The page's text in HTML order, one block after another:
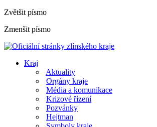
Zvětšit písmo
Zmenšit písmo
Kraj
Aktuality
Orgány kraje
Média a komunikace
Krizové řízení
Pozvánky
Hejtman